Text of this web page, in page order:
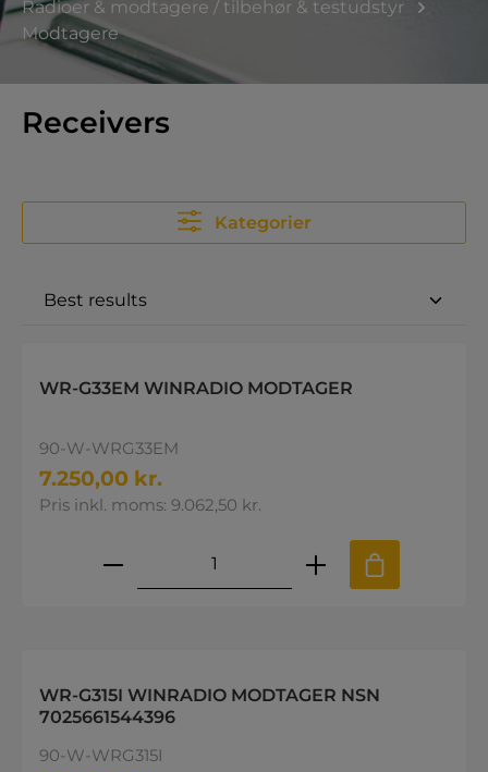
Radioer & modtagere / tilbehør & testudstyr
Modtagere
Receivers
Kategorier
WR-G33EM WINRADIO MODTAGER
90-W-WRG33EM
7.250,00 kr.
Pris inkl. moms: 9.062,50 kr.
Produktmængde: Indtast den
WR-G315I WINRADIO MODTAGER NSN
7025661544396
90-W-WRG315I